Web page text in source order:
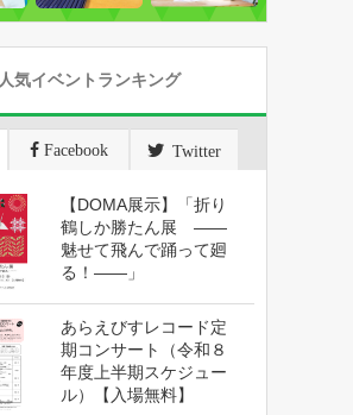
人気イベントランキング
Facebook Twitter
【DOMA展示】「折り
鶴しか勝たん展 ――
魅せて飛んで踊って廻
る！――」
あらえびすレコード定
期コンサート（令和８
年度上半期スケジュー
ル）【入場無料】